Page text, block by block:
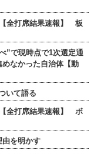
全打席結果速報】 板
”で現時点で1次選定通
なかった自治体【動
いて語る
全打席結果速報】 ボ
由を明かす